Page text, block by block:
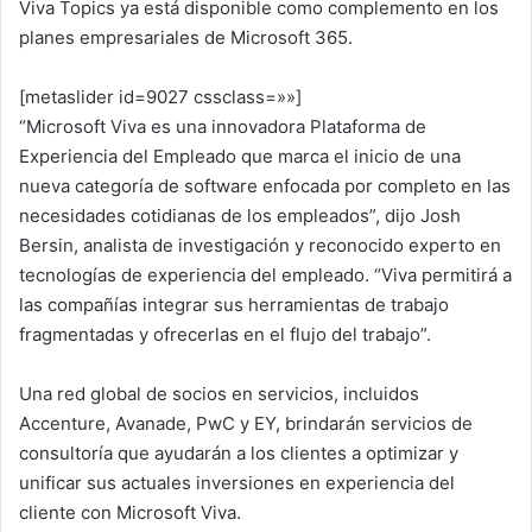
Viva Topics ya está disponible como complemento en los
planes empresariales de Microsoft 365.
[metaslider id=9027 cssclass=»»]
“Microsoft Viva es una innovadora Plataforma de
Experiencia del Empleado que marca el inicio de una
nueva categoría de software enfocada por completo en las
necesidades cotidianas de los empleados”, dijo Josh
Bersin, analista de investigación y reconocido experto en
tecnologías de experiencia del empleado. “Viva permitirá a
las compañías integrar sus herramientas de trabajo
fragmentadas y ofrecerlas en el flujo del trabajo”.
Una red global de socios en servicios, incluidos
Accenture, Avanade, PwC y EY, brindarán servicios de
consultoría que ayudarán a los clientes a optimizar y
unificar sus actuales inversiones en experiencia del
cliente con Microsoft Viva.